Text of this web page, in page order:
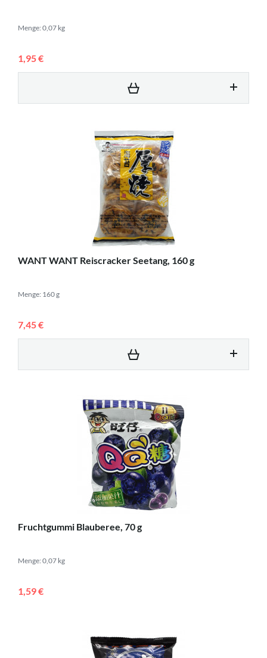
Menge: 0,07 kg
1,95 €
WANT WANT Reiscracker Seetang, 160 g
Menge: 160 g
7,45 €
Fruchtgummi Blauberee, 70 g
Menge: 0,07 kg
1,59 €